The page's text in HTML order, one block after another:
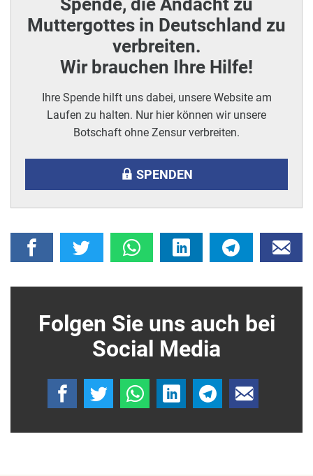
Spende, die Andacht zu
Muttergottes in Deutschland zu
verbreiten.
Wir brauchen Ihre Hilfe!
Ihre Spende hilft uns dabei, unsere Website am
Laufen zu halten. Nur hier können wir unsere
Botschaft ohne Zensur verbreiten.
SPENDEN
Folgen Sie uns auch bei
Social Media